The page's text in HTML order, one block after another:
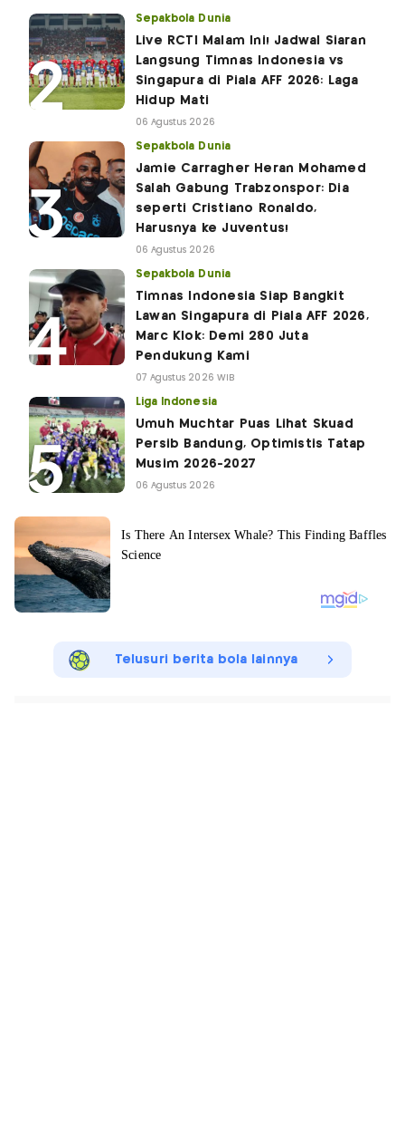
Sepakbola Dunia
Live RCTI Malam Ini! Jadwal Siaran
Langsung Timnas Indonesia vs
Singapura di Piala AFF 2026: Laga
Hidup Mati
06 Agustus 2026
Sepakbola Dunia
Jamie Carragher Heran Mohamed
Salah Gabung Trabzonspor: Dia
seperti Cristiano Ronaldo,
Harusnya ke Juventus!
06 Agustus 2026
Sepakbola Dunia
Timnas Indonesia Siap Bangkit
Lawan Singapura di Piala AFF 2026,
Marc Klok: Demi 280 Juta
Pendukung Kami
07 Agustus 2026 WIB
Liga Indonesia
Umuh Muchtar Puas Lihat Skuad
Persib Bandung, Optimistis Tatap
Musim 2026-2027
06 Agustus 2026
Telusuri berita bola lainnya